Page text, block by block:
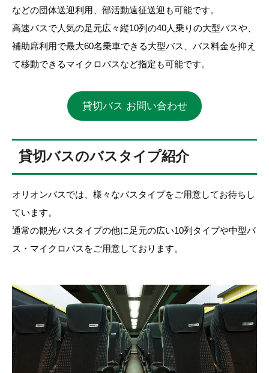
などの団体送迎利用、部活動遠征送迎も可能です。
高速バスで人気の足元広々縦10列の40人乗りの大型バスや、
補助席利用で最大60名乗車できる大型バス、バス料金を抑え
て移動できるマイクロバスなど指定も可能です。
貸切バス お問い合わせ
貸切バスのバスタイプ紹介
オリオンバスでは、様々なバスタイプをご用意してお待ちし
ています。
通常の観光バスタイプの他に足元の広い10列タイプや中型バ
ス・マイクロバスをご用意しております。